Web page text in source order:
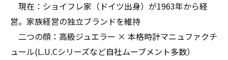
現在：ショイフレ家（ドイツ出身）が1963年から経
営。家族経営の独立ブランドを維持
二つの顔：高級ジュエラー × 本格時計マニュファクチ
ュール(L.U.Cシリーズなど自社ムーブメント多数）